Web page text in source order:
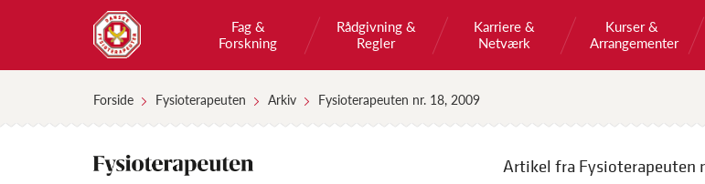
Fag &
Forskning
Rådgivning &
Regler
Karriere &
Netværk
Kurser &
Arrangementer
Forside Fysioterapeuten Arkiv Fysioterapeuten nr. 18, 2009
Artikel fra Fysioterapeuten